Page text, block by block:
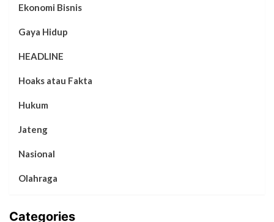
Ekonomi Bisnis
Gaya Hidup
HEADLINE
Hoaks atau Fakta
Hukum
Jateng
Nasional
Olahraga
Categories